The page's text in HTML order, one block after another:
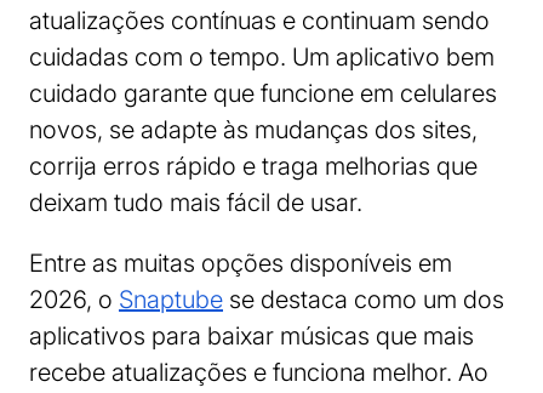
atualizações contínuas e continuam sendo
cuidadas com o tempo. Um aplicativo bem
cuidado garante que funcione em celulares
novos, se adapte às mudanças dos sites,
corrija erros rápido e traga melhorias que
deixam tudo mais fácil de usar.
Entre as muitas opções disponíveis em
2026, o Snaptube se destaca como um dos
aplicativos para baixar músicas que mais
recebe atualizações e funciona melhor. Ao